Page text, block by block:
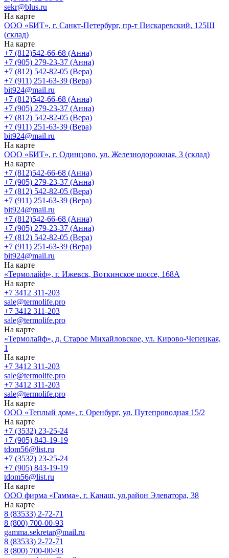
sekr@blus.ru
На карте
ООО «БИТ», г. Санкт-Петербург, пр-т Пискаревский, 125Ш
(склад)
На карте
+7 (812)542-66-68 (Анна)
+7 (905) 279-23-37 (Анна)
+7 (812) 542-82-05 (Вера)
+7 (911) 251-63-39 (Вера)
bit924@mail.ru
+7 (812)542-66-68 (Анна)
+7 (905) 279-23-37 (Анна)
+7 (812) 542-82-05 (Вера)
+7 (911) 251-63-39 (Вера)
bit924@mail.ru
На карте
ООО «БИТ», г. Одинцово, ул. Железнодорожная, 3 (склад)
На карте
+7 (812)542-66-68 (Анна)
+7 (905) 279-23-37 (Анна)
+7 (812) 542-82-05 (Вера)
+7 (911) 251-63-39 (Вера)
bit924@mail.ru
+7 (812)542-66-68 (Анна)
+7 (905) 279-23-37 (Анна)
+7 (812) 542-82-05 (Вера)
+7 (911) 251-63-39 (Вера)
bit924@mail.ru
На карте
«Термолайф», г. Ижевск, Воткинское шоccе, 168А
На карте
+7 3412 311-203
sale@termolife.pro
+7 3412 311-203
sale@termolife.pro
На карте
«Термолайф», д. Старое Михайловское, ул. Кирово-Чепецкая,
1
На карте
+7 3412 311-203
sale@termolife.pro
+7 3412 311-203
sale@termolife.pro
На карте
ООО «Теплый дом», г. Оренбург, ул. Путепроводная 15/2
На карте
+7 (3532) 23-25-24
+7 (905) 843-19-19
tdom56@list.ru
+7 (3532) 23-25-24
+7 (905) 843-19-19
tdom56@list.ru
На карте
ООО фирма «Гамма», г. Канаш, ул.район Элеватора, 38
На карте
8 (83533) 2-72-71
8 (800) 700-00-93
gamma.sekretar@mail.ru
8 (83533) 2-72-71
8 (800) 700-00-93